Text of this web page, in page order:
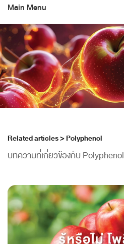
Main Menu
Related articles > Polyphenol
บทความที่เกี่ยวข้องกับ Polyphenol